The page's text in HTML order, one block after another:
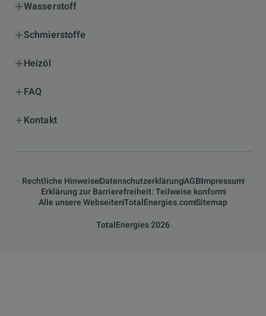
Wasserstoff
Schmierstoffe
Heizöl
FAQ
Kontakt
Rechtliche HinweiseDatenschutzerklärungAGBImpressum
Erklärung zur Barrierefreiheit: Teilweise konform
Alle unsere WebseitenTotalEnergies.comSitemap
TotalEnergies 2026